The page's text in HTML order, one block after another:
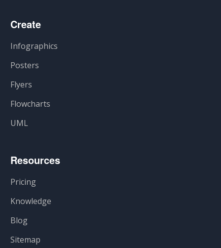
Create
Infographics
Posters
Flyers
Flowcharts
UML
Resources
Pricing
Knowledge
Blog
Sitemap